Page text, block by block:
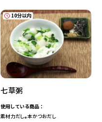
10分以内
七草粥
使用している商品：
素材力だし®本かつおだし